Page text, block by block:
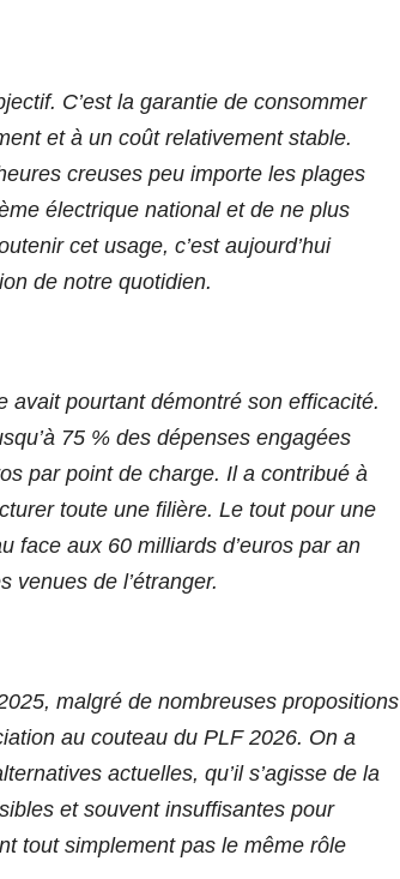
C’est la garantie de consommer
et à un coût relativement stable.
creuses peu importe les plages
électrique national et de ne plus
cet usage, c’est aujourd’hui
de notre quotidien.
avait pourtant démontré son efficacité.
75 % des dépenses engagées
par point de charge. Il a contribué à
toute une filière. Le tout pour une
face aux 60 milliards d’euros par an
venues de l’étranger.
malgré de nombreuses propositions
au couteau du PLF 2026. On a
actuelles, qu’il s’agisse de la
et souvent insuffisantes pour
tout simplement pas le même rôle